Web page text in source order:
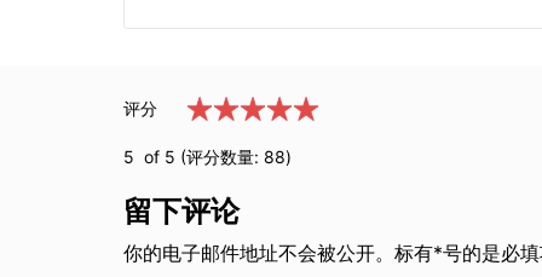
评分
5 of 5 (评分数量: 88)
留下评论
你的电子邮件地址不会被公开。标有*号的是必